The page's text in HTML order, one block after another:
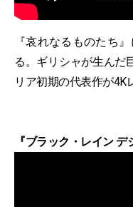
『哀れなるものたち
る。ギリシャが生んだ
リア初期の代表作が4K
『ブラック・レイン デ